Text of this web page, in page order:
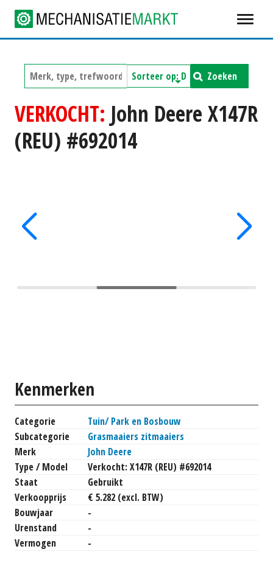
Zoeken
VERKOCHT: John Deere X147R
(REU) #692014
Kenmerken
Categorie
Tuin/ Park en Bosbouw
Subcategorie
Grasmaaiers zitmaaiers
Merk
John Deere
Type / Model
Verkocht: X147R (REU) #692014
Staat
Gebruikt
Verkoopprijs
€ 5.282 (excl. BTW)
Bouwjaar
-
Urenstand
-
Vermogen
-